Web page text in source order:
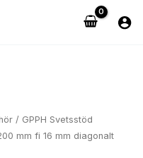
/ GPPH Svetsstöd
mm fi 16 mm diagonalt